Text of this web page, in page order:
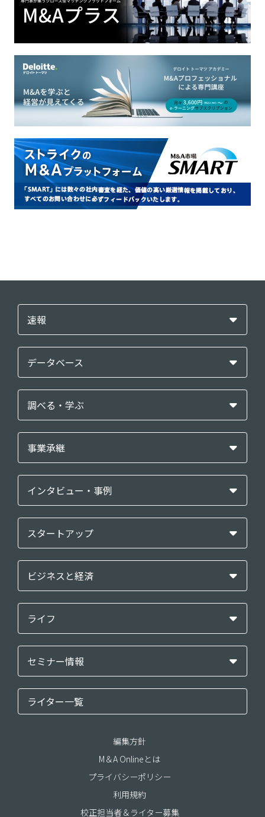
速報
データベース
調べる・学ぶ
事業承継
インタビュー・事例
スタートアップ
ビジネスと経済
ライフ
セミナー情報
ライター一覧
編集方針
M＆A Onlineとは
プライバシーポリシー
利用規約
校正担当者＆ライター募集